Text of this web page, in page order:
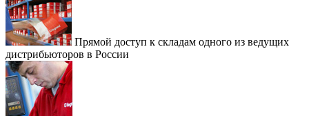
Прямой доступ к складам одного из ведущих
дистрибьюторов в России